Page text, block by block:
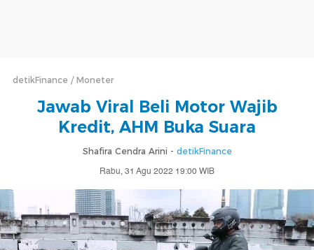
detikFinance Moneter
Jawab Viral Beli Motor Wajib
Kredit, AHM Buka Suara
Shafira Cendra Arini - detikFinance
Rabu, 31 Agu 2022 19:00 WIB